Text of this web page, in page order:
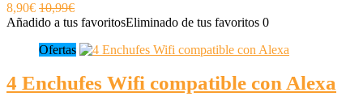
8,90€ 10,99€
Añadido a tus favoritosEliminado de tus favoritos 0
Ofertas
4 Enchufes Wifi compatible con Alexa